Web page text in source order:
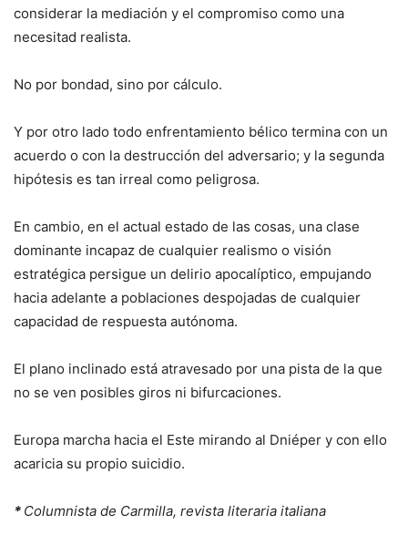
considerar la mediación y el compromiso como una
necesitad realista.
No por bondad, sino por cálculo.
Y por otro lado todo enfrentamiento bélico termina con un
acuerdo o con la destrucción del adversario; y la segunda
hipótesis es tan irreal como peligrosa.
En cambio, en el actual estado de las cosas, una clase
dominante incapaz de cualquier realismo o visión
estratégica persigue un delirio apocalíptico, empujando
hacia adelante a poblaciones despojadas de cualquier
capacidad de respuesta autónoma.
El plano inclinado está atravesado por una pista de la que
no se ven posibles giros ni bifurcaciones.
Europa marcha hacia el Este mirando al Dniéper y con ello
acaricia su propio suicidio.
* Columnista de Carmilla, revista literaria italiana